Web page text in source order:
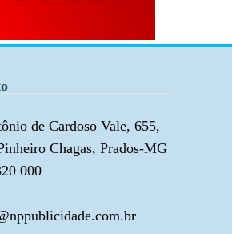
de Cardoso Vale, 655,
Chagas, Prados-MG
000